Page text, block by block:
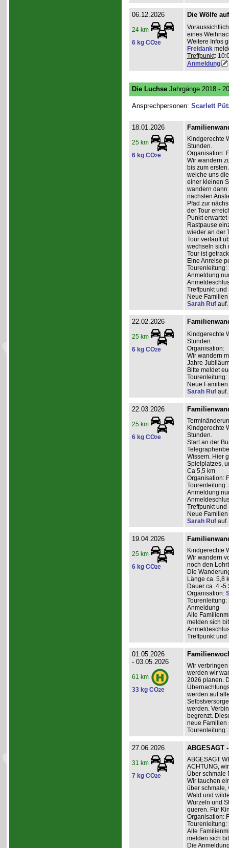
06.12.2026
24 km
6 kg CO2e
Die Wölfe
eines
Weitere Infos
Freidank
Treffpunkt:
Anmeldung
Die LuchseJahrgänge 2018 -
Ansprechpersonen: Scarlett
18.01.2026
25 km
6 kg CO2e
Kindgerechte
Stunden.
Organisation:
Wir wandern
bis zum
welche uns
einer kleinen
wandern dann
nächsten
Pfad zur
der Tour
Punkt
Rastpause
wieder an der
Tour verläuft
wechseln sich
Tour ist
Eine Anreise
Tourenleitung:
Anmeldung
Treffpunkt und
Neue
Sarah Rufauf.
22.02.2026
25 km
6 kg CO2e
Kindgerechte
Stunden.
Organisation:
Wir wandern
Jahre
Bitte meldet
Tourenleitung:
Neue
Sarah Rufauf.
22.03.2026
25 km
6 kg CO2e
Kindgerechte
Stunden.
Start an der
Wissem. Hier
Spielplatzes,
Ca 5,5 km
Organisation:
Tourenleitung:
Anmeldung
Treffpunkt und
Neue
Sarah Rufauf.
19.04.2026
25 km
6 kg CO2e
Kindgerechte
Wir wandern
noch den
Die
Länge ca. 5,8
Dauer ca. 4 -5
Organisation:
Tourenleitung:
Anmeldung
Alle
melden sich
Treffpunkt und
01.05.2026
- 03.05.2026
61 km
33 kg CO2e
Wir
werden wir
2026 planen.
werden auf
werden.
begrenzt.
neue Familien
Tourenleitung:
27.06.2026
31 km
7 kg CO2e
ABGESAGT
ABGESAGT
ACHTUNG,
Über schmale
Wir tauchen
über schmale,
Wald und
Wurzeln und
queren. Für
Organisation:
Tourenleitung:
Alle
melden sich
Die